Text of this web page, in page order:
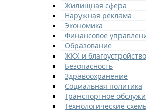
Жилищная сфера
Наружная реклама
Экономика
Финансовое управление
Образование
ЖКХ и благоустройство
Безопасность
Здравоохранение
Социальная политика
Транспортное
Технологические схемы